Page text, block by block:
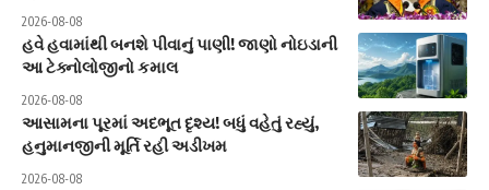
2026-08-08
હવે હવામાંથી બનશે પીવાનું પાણી! જાણો નોઇડાની
આ ટેક્નોલોજીનો કમાલ
2026-08-08
આસામના પૂરમાં અદભૂત દૃશ્ય! બધું વહેતું રહ્યું,
હનુમાનજીની મૂર્તિ રહી અડીખમ
2026-08-08